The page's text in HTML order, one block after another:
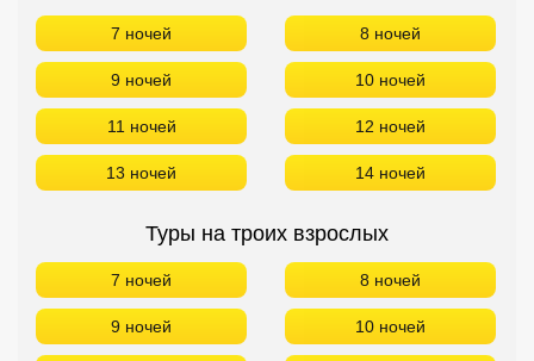
7 ночей 8 ночей
9 ночей 10 ночей
11 ночей 12 ночей
13 ночей 14 ночей
Туры на троих взрослых
7 ночей 8 ночей
9 ночей 10 ночей